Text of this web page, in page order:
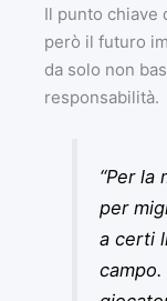
Il punto chiave
però il futuro
da solo non
responsabilità.
“Per la
per
a certi